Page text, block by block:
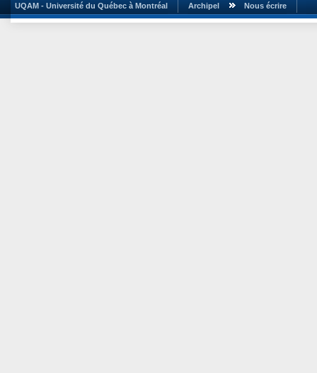
UQAM - Université du Québec à Montréal Archipel Nous écrire